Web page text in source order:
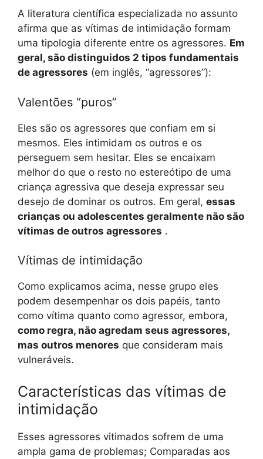
A literatura científica especializada no assunto
afirma que as vítimas de intimidação formam
uma tipologia diferente entre os agressores. Em
geral, são distinguidos 2 tipos fundamentais
de agressores (em inglês, “agressores”):
Valentões “puros”
Eles são os agressores que confiam em si
mesmos. Eles intimidam os outros e os
perseguem sem hesitar. Eles se encaixam
melhor do que o resto no estereótipo de uma
criança agressiva que deseja expressar seu
desejo de dominar os outros. Em geral, essas
crianças ou adolescentes geralmente não são
vítimas de outros agressores .
Vítimas de intimidação
Como explicamos acima, nesse grupo eles
podem desempenhar os dois papéis, tanto
como vítima quanto como agressor, embora,
como regra, não agredam seus agressores,
mas outros menores que consideram mais
vulneráveis.
Características das vítimas de
intimidação
Esses agressores vitimados sofrem de uma
ampla gama de problemas; Comparadas aos